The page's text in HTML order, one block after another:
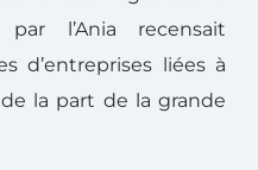
l’Ania recensait
d’entreprises liées à
la part de la grande